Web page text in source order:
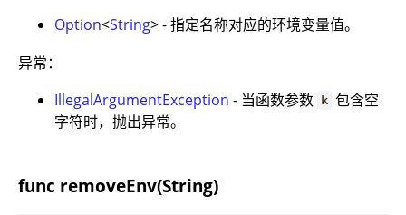
Option<String> - 指定名称对应的环境变量值。
异常：
IllegalArgumentException - 当函数参数 k 包含空
字符时，抛出异常。
func removeEnv(String)